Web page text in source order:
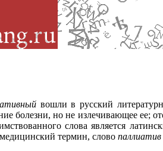
вошли в русский
болезни, но не излечивающее ее;
слова является
термин, слово паллиатив